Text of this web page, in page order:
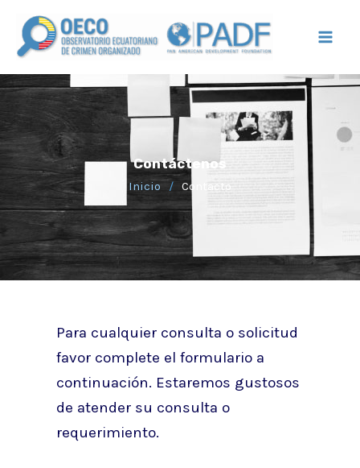
contenido
Contáctenos
Inicio / Contacto
Para cualquier consulta o solicitud
favor complete el formulario a
continuación. Estaremos gustosos
de atender su consulta o
requerimiento.